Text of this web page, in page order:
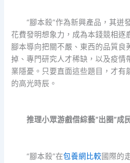
“腳本殺”作為新興產品，其迸
花費發明想象力，成為本錢競相逐
腳本導向把關不嚴、東西的品質良
掉、專門研究人才稀缺，以及疫情
業隱憂。只要直面這些題目，才有
的高光時辰。
推理小眾游戲借綜藝“出圈”成
“腳本殺”在包養網比較國際的